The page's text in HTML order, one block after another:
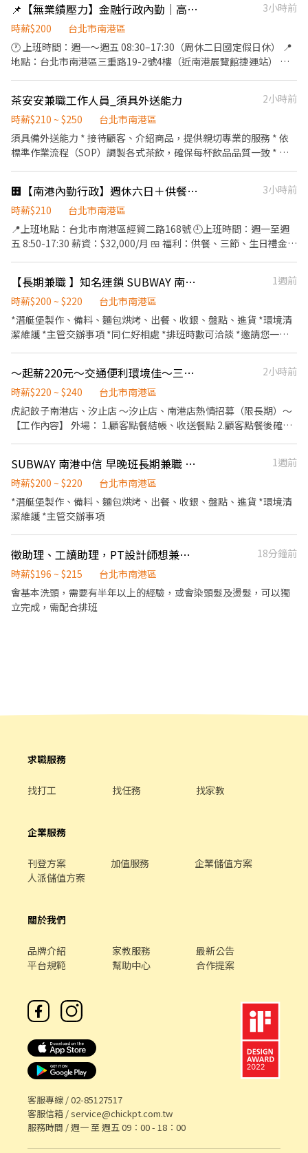
鞋、穆勒鞋等也一律禁止)。 - ・稅務與保險說明： 本公司依法開立
扣繳憑單 (若無特殊需求將不另行發放紙本，每年 5 月申報個人所得
稅時，稅務相關系統皆會有相關所得紀錄)。 公司會為員工投保勞保
與提繳勞工退休金 (相關費用由公司負擔)；因屬短期勤務，無須轉
移健保投保單位。 - 6. 支薪方式/支薪日： - ・匯款：展期結束後 4
週內匯款 - 7. 應徵： - -意者直接於本平台完成應徵
意者，請寄簡歷及數張照片至bfhrs5b32@gmail.com，或和 温小
姐聯繫02-27201610 分機213
攤位進行、機動支援等 活動地點：南港展覽館二館(台北市南港區經
貿二路2號) 活動服裝：白色素T+深色無破洞牛仔褲+運動包鞋 活動
薪資：NT250/HR 活動人數：1人 匯款日期：活動結束隔月15號，
遇例假日順延(10/15由凱基銀行匯款) 須具備良好英文溝通能力，檢
0966-517-026
📌【無業績壓力】金融行政內勤｜高中畢可✨穩定長期
3小時前
時薪$200
台北市南港區
🕐 上班時間：週一～週五 08:30–17:30（周休二日國定假日休） 📍
地點：台北市南港區三重路19-2號4樓（近南港展覽館捷運站） 💵
建檔與整理 【我們希望你】 💻 細心、負責，喜歡處理資料與行政作
業 📊 會用Excel更棒（不會也沒關係～會教！） 🌟 穩定好工作、上
班環境安靜、節奏不快～ 想找一份不用業績壓力、準時下班的穩定
工作？ 趕快投履歷吧！🙌 入職準備文件以下，可接受再投遞履歷 良
茶安安兼職工作人員_須具外送能力
2小時前
時薪$210 ~ $250
台北市南港區
須具備外送能力 * 接待顧客、介紹商品，提供親切專業的服務 * 依
標準作業流程（SOP）調製各式茶飲，確保每杯飲品品質一致 * 負
共同維持門市營運順暢 我們希望你 * 喜歡與人互動，具服務熱忱。
* 做事細心、有責任感、願意學習 * 能配合排班
🏢【南港內勤行政】週休六日＋供餐🍱 夜校生可｜純辦公室工作
3小時前
時薪$210
台北市南港區
📍上班地點：台北市南港區經貿二路168號 🕘上班時間：週一至週
五 8:50-17:30 薪資：$32,000/月 🍱 福利：供餐、三節、生日禮金、
作內容】 ✔ 部門行政庶務協助 ✔ 文件整理與資料歸檔 ✔ 協助主管
交辦事項 ✔ 辦公室內勤支援作業 【我們希望你】 📌 細心、有責任
感 📌 基本文書操作OK 📌 願意學習、配合度佳
【長期兼職 】知名連鎖 SUBWAY 南港中信 - 早晚班
1週前
時薪$200 ~ $220
台北市南港區
*潛艇堡製作、備料、麵包烘烤、出餐、收銀、盤點、進貨 *環境清
潔維護 *主管交辦事項 *同仁好相處 *排班時數可洽談 *邀請您一同
～起薪220元～交通便利環境佳～三商餐飲「虎記餃子南港店」～內外場夥伴～
2小時前
時薪$220 ~ $240
台北市南港區
虎記餃子南港店、汐止店 ～汐止店、南港店熱情招募（限長期）～
【工作內容】 外場： 1.顧客點餐結帳、收送餐點 2.顧客點餐後確認
項準備工作 3.環境清潔 4.離峰時的清潔維護 5.食材保存期限管理 6.
開場準備工作、打烊清潔工作 【上班地點】 南港店:台北市南港區經
貿二路131號B1(南港Lalaport) 汐止店:新北市汐止區新台五路一段
95號B1 (iFG遠雄廣場) 【其他】 1.排班時間：9:00-22:00之間安排
https://tigerdumpling.net/ ，另有其他職務職缺，歡迎詢問 【品
牌網站】https://tigerdumpling.net 【優質福利】 *基本保障：勞
福利：員工餐點、旅遊補助、尾牙聚餐活動 *關懷照顧：在職團體保
險、免費年度健康檢查、團體紓壓活動、員工諮商與輔導 更多資訊
SUBWAY 南港中信 早晚班長期兼職 （無經驗可）- 8月中開幕
1週前
時薪$200 ~ $220
台北市南港區
*潛艇堡製作、備料、麵包烘烤、出餐、收銀、盤點、進貨 *環境清
潔維護 *主管交辦事項
徵助理、工讀助理，PT設計師想兼職也歡迎
18分鐘前
時薪$196 ~ $215
台北市南港區
會基本洗頭，需要有半年以上的經驗，或會染頭髮及燙髮，可以獨
立完成，需配合排班
求職服務
找打工 找任務 找家教
企業服務
刊登方案 加值服務
企業儲值方案
人派儲值方案
關於我們
品牌介紹 家教服務
最新公告
平台規範
幫助中心 合作提案
客服專線 /02-85127517
客服信箱 /service@chickpt.com.tw
服務時間 / 週一 至 週五 09：00 - 18：00